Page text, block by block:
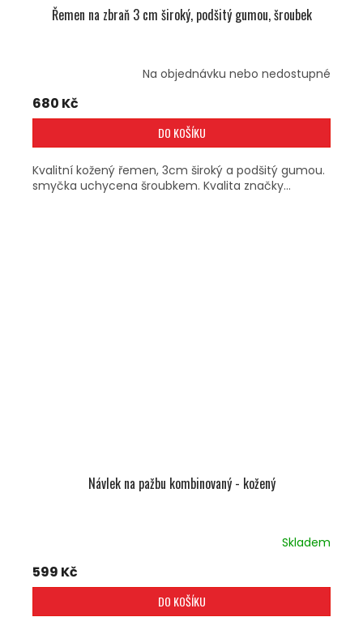
Řemen na zbraň 3 cm široký, podšitý gumou, šroubek
Na objednávku nebo nedostupné
680 Kč
DO KOŠÍKU
Kvalitní kožený řemen, 3cm široký a podšitý gumou.
smyčka uchycena šroubkem. Kvalita značky...
Návlek na pažbu kombinovaný - kožený
Skladem
599 Kč
DO KOŠÍKU